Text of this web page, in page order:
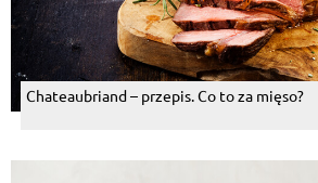
Chateaubriand – przepis. Co to za mięso?